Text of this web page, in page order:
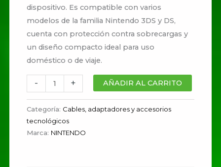
dispositivo. Es compatible con varios
modelos de la familia Nintendo 3DS y DS,
cuenta con protección contra sobrecargas y
un diseño compacto ideal para uso
doméstico o de viaje.
- + AÑADIR AL CARRITO
Categoría: Cables, adaptadores y accesorios
tecnológicos
Marca: NINTENDO